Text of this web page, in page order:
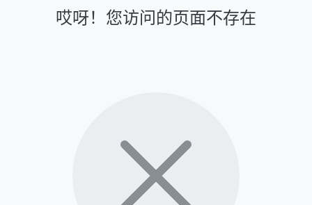
哎呀！您访问的页面不存在